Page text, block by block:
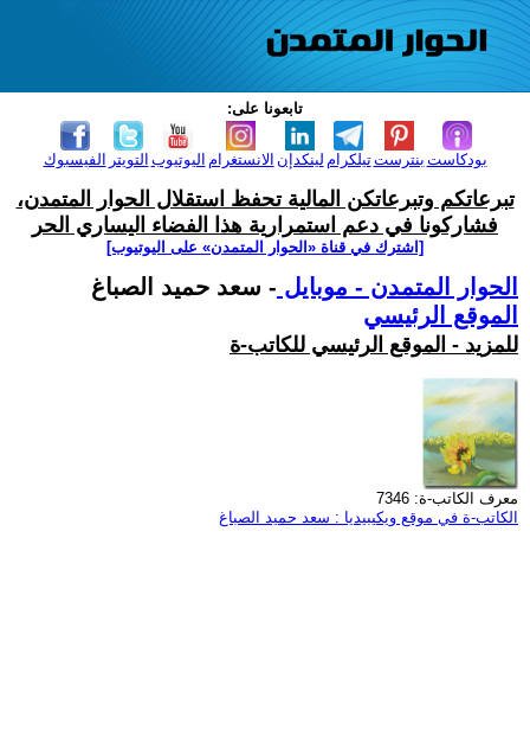
تابعونا على:
الفيسبوك التويتر اليوتيوب الانستغرام لينكدإن تيلكرامبنترست بودكاست
تبرعاتكم وتبرعاتكن المالية تحفظ استقلال الحوار المتمدن،
فشاركونا في دعم استمرارية هذا الفضاء اليساري الحر
[اشترك في قناة ‫«الحوار المتمدن» على اليوتيوب]
الحوار المتمدن - موبايل - سعد حميد الصباغ
الموقع الرئيسي
للمزيد - الموقع الرئيسي للكاتب-ة
معرف الكاتب-ة: 7346
الكاتب-ة في موقع ويكيبيديا : سعد حميد الصباغ